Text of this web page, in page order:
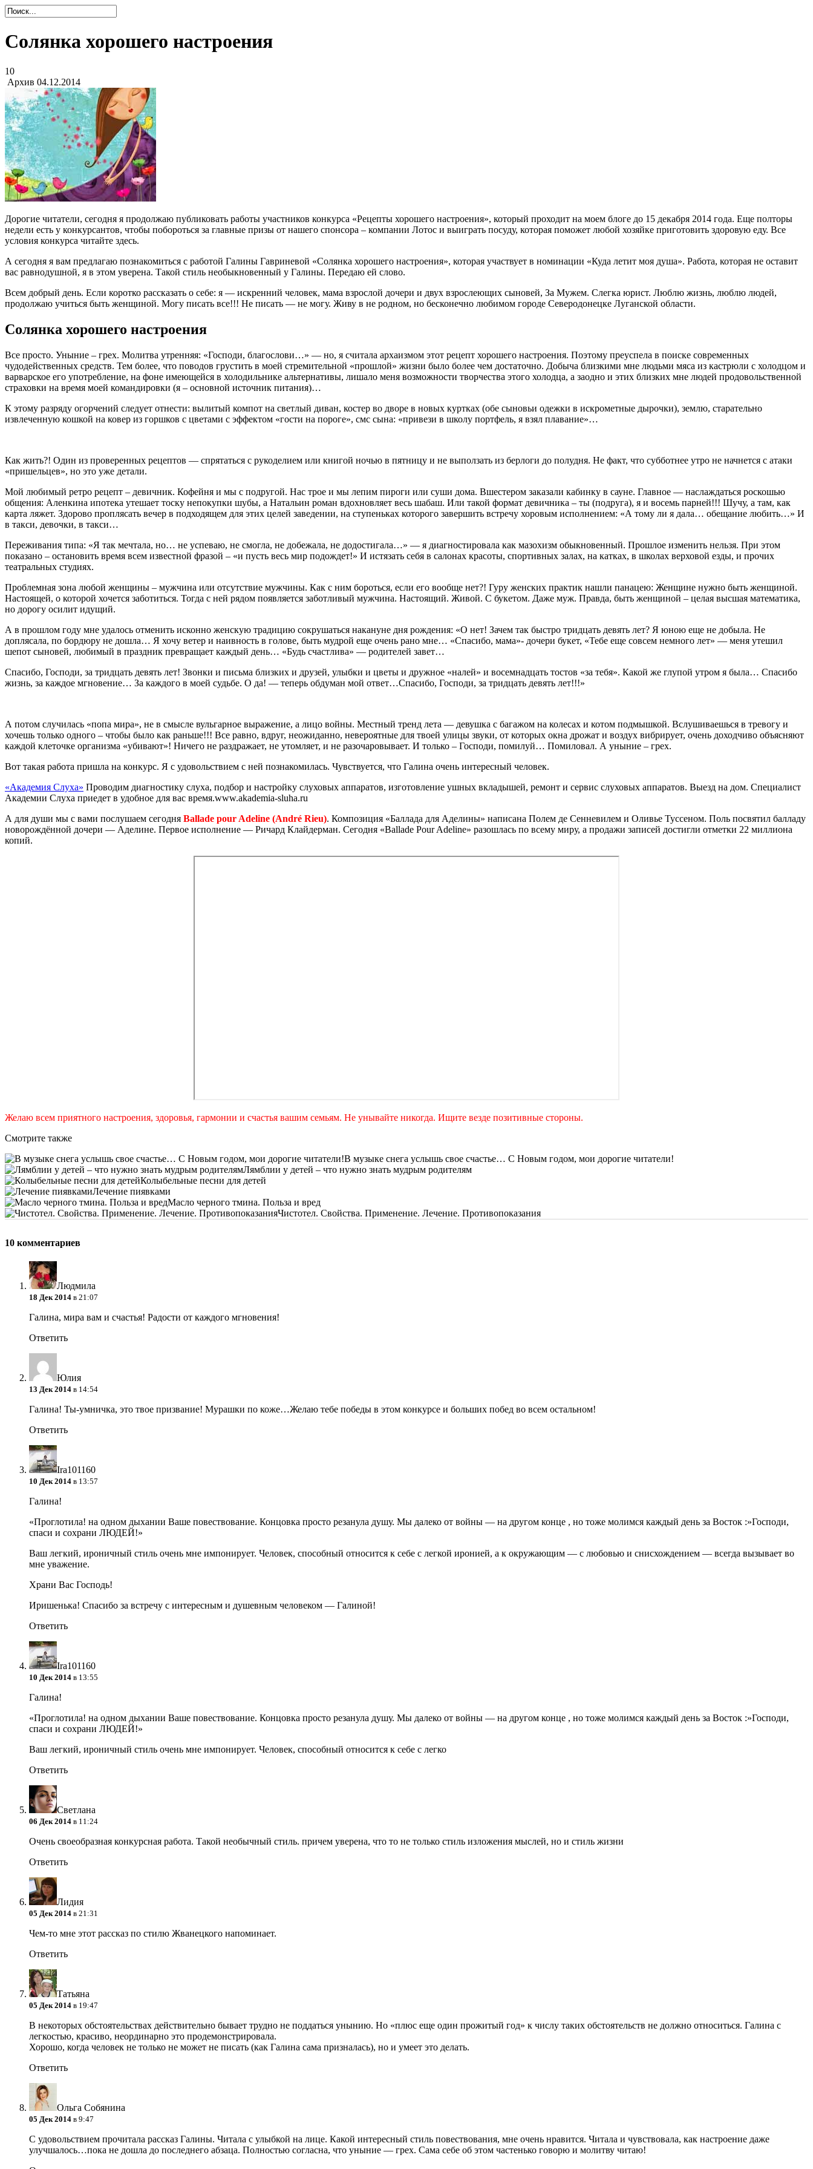
Солянка хорошего настроения
10
Архив 04.12.2014
Дорогие читатели, сегодня я продолжаю публиковать работы участников конкурса «Рецепты хорошего настроения», который проходит на моем блоге до 15 декабря 2014 года. Еще полторы
недели есть у конкурсантов, чтобы побороться за главные призы от нашего спонсора – компании Лотос и выиграть посуду, которая поможет любой хозяйке приготовить здоровую еду. Все
условия конкурса читайте здесь.
А сегодня я вам предлагаю познакомиться с работой Галины Гавриневой «Солянка хорошего настроения», которая участвует в номинации «Куда летит моя душа». Работа, которая не оставит
вас равнодушной, я в этом уверена. Такой стиль необыкновенный у Галины. Передаю ей слово.
Всем добрый день. Если коротко рассказать о себе: я — искренний человек, мама взрослой дочери и двух взрослеющих сыновей, За Мужем. Слегка юрист. Люблю жизнь, люблю людей,
продолжаю учиться быть женщиной. Могу писать все!!! Не писать — не могу. Живу в не родном, но бесконечно любимом городе Северодонецке Луганской области.
Солянка хорошего настроения
Все просто. Уныние – грех. Молитва утренняя: «Господи, благослови…» — но, я считала архаизмом этот рецепт хорошего настроения. Поэтому преуспела в поиске современных
чудодейственных средств. Тем более, что поводов грустить в моей стремительной «прошлой» жизни было более чем достаточно. Добыча близкими мне людьми мяса из кастрюли с холодцом и
варварское его употребление, на фоне имеющейся в холодильнике альтернативы, лишало меня возможности творчества этого холодца, а заодно и этих близких мне людей продовольственной
страховки на время моей командировки (я – основной источник питания)…
К этому разряду огорчений следует отнести: вылитый компот на светлый диван, костер во дворе в новых куртках (обе сыновьи одежки в искрометные дырочки), землю, старательно
извлеченную кошкой на ковер из горшков с цветами с эффектом «гости на пороге», смс сына: «привези в школу портфель, я взял плавание»…
Как жить?! Один из проверенных рецептов — спрятаться с рукоделием или книгой ночью в пятницу и не выползать из берлоги до полудня. Не факт, что субботнее утро не начнется с атаки
«пришельцев», но это уже детали.
Мой любимый ретро рецепт – девичник. Кофейня и мы с подругой. Нас трое и мы лепим пироги или суши дома. Вшестером заказали кабинку в сауне. Главное — наслаждаться роскошью
общения: Аленкина ипотека утешает тоску непокупки шубы, а Натальин роман вдохновляет весь шабаш. Или такой формат девичника – ты (подруга), я и восемь парней!!! Шучу, а там, как
карта ляжет. Здорово проплясать вечер в подходящем для этих целей заведении, на ступеньках которого завершить встречу хоровым исполнением: «А тому ли я дала… обещание любить…» И
в такси, девочки, в такси…
Переживания типа: «Я так мечтала, но… не успеваю, не смогла, не добежала, не додостигала…» — я диагностировала как мазохизм обыкновенный. Прошлое изменить нельзя. При этом
показано – остановить время всем известной фразой – «и пусть весь мир подождет!» И истязать себя в салонах красоты, спортивных залах, на катках, в школах верховой езды, и прочих
театральных студиях.
Проблемная зона любой женщины – мужчина или отсутствие мужчины. Как с ним бороться, если его вообще нет?! Гуру женских практик нашли панацею: Женщине нужно быть женщиной.
Настоящей, о которой хочется заботиться. Тогда с ней рядом появляется заботливый мужчина. Настоящий. Живой. С букетом. Даже муж. Правда, быть женщиной – целая высшая математика,
но дорогу осилит идущий.
А в прошлом году мне удалось отменить исконно женскую традицию сокрушаться накануне дня рождения: «О нет! Зачем так быстро тридцать девять лет? Я юною еще не добыла. Не
доплясала, по бордюру не дошла… Я хочу ветер и наивность в голове, быть мудрой еще очень рано мне… «Спасибо, мама»- дочери букет, «Тебе еще совсем немного лет» — меня утешил
шепот сыновей, любимый в праздник превращает каждый день… «Будь счастлива» — родителей завет…
Спасибо, Господи, за тридцать девять лет! Звонки и письма близких и друзей, улыбки и цветы и дружное «налей» и восемнадцать тостов «за тебя». Какой же глупой утром я была… Спасибо
жизнь, за каждое мгновение… За каждого в моей судьбе. О да! — теперь обдуман мой ответ…Спасибо, Господи, за тридцать девять лет!!!»
А потом случилась «попа мира», не в смысле вульгарное выражение, а лицо войны. Местный тренд лета — девушка с багажом на колесах и котом подмышкой. Вслушиваешься в тревогу и
хочешь только одного – чтобы было как раньше!!! Все равно, вдруг, неожиданно, невероятные для твоей улицы звуки, от которых окна дрожат и воздух вибрирует, очень доходчиво объясняют
каждой клеточке организма «убивают»! Ничего не раздражает, не утомляет, и не разочаровывает. И только – Господи, помилуй… Помиловал. А уныние – грех.
Вот такая работа пришла на конкурс. Я с удовольствием с ней познакомилась. Чувствуется, что Галина очень интересный человек.
«Академия Слуха» Проводим диагностику слуха, подбор и настройку слуховых аппаратов, изготовление ушных вкладышей, ремонт и сервис слуховых аппаратов. Выезд на дом. Специалист
Академии Слуха приедет в удобное для вас время.www.akademia-sluha.ru
А для души мы с вами послушаем сегодня Ballade pour Adeline (André Rieu). Композиция «Баллада для Аделины» написана Полем де Сенневилем и Оливье Туссеном. Поль посвятил балладу
новорождённой дочери — Аделине. Первое исполнение — Ричард Клайдерман. Сегодня «Ballade Pour Adeline» разошлась по всему миру, а продажи записей достигли отметки 22 миллиона
копий.
Желаю всем приятного настроения, здоровья, гармонии и счастья вашим семьям. Не унывайте никогда. Ищите везде позитивные стороны.
Смотрите также
В музыке снега услышь свое счастье… С Новым годом, мои дорогие читатели!
Лямблии у детей – что нужно знать мудрым родителям
Колыбельные песни для детей
Лечение пиявками
Масло черного тмина. Польза и вред
Чистотел. Свойства. Применение. Лечение. Противопоказания
10 комментариев
Людмила
18 Дек 2014 в 21:07
Галина, мира вам и счастья! Радости от каждого мгновения!
Ответить
Юлия
13 Дек 2014 в 14:54
Галина! Ты-умничка, это твое призвание! Мурашки по коже…Желаю тебе победы в этом конкурсе и больших побед во всем остальном!
Ответить
Ira101160
10 Дек 2014 в 13:57
Галина!
«Проглотила! на одном дыхании Ваше повествование. Концовка просто резанула душу. Мы далеко от войны — на другом конце , но тоже молимся каждый день за Восток :»Господи,
спаси и сохрани ЛЮДЕЙ!»
Ваш легкий, ироничный стиль очень мне импонирует. Человек, способный относится к себе с легкой иронией, а к окружающим — с любовью и снисхождением — всегда вызывает во
мне уважение.
Храни Вас Господь!
Иришенька! Спасибо за встречу с интересным и душевным человеком — Галиной!
Ответить
Ira101160
10 Дек 2014 в 13:55
Галина!
«Проглотила! на одном дыхании Ваше повествование. Концовка просто резанула душу. Мы далеко от войны — на другом конце , но тоже молимся каждый день за Восток :»Господи,
спаси и сохрани ЛЮДЕЙ!»
Ваш легкий, ироничный стиль очень мне импонирует. Человек, способный относится к себе с легко
Ответить
Светлана
06 Дек 2014 в 11:24
Очень своеобразная конкурсная работа. Такой необычный стиль. причем уверена, что то не только стиль изложения мыслей, но и стиль жизни
Ответить
Лидия
05 Дек 2014 в 21:31
Чем-то мне этот рассказ по стилю Жванецкого напоминает.
Ответить
Татьяна
05 Дек 2014 в 19:47
В некоторых обстоятельствах действительно бывает трудно не поддаться унынию. Но «плюс еще один прожитый год» к числу таких обстоятельств не должно относиться. Галина с
легкостью, красиво, неординарно это продемонстрировала.
Хорошо, когда человек не только не может не писать (как Галина сама призналась), но и умеет это делать.
Ответить
Ольга Собянина
05 Дек 2014 в 9:47
С удовольствием прочитала рассказ Галины. Читала с улыбкой на лице. Какой интересный стиль повествования, мне очень нравится. Читала и чувствовала, как настроение даже
улучшалось…пока не дошла до последнего абзаца. Полностью согласна, что уныние — грех. Сама себе об этом частенько говорю и молитву читаю!